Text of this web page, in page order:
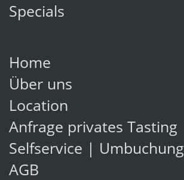
Specials
Home
Über uns
Location
Anfrage privates Tasting
Selfservice | Umbuchung
AGB